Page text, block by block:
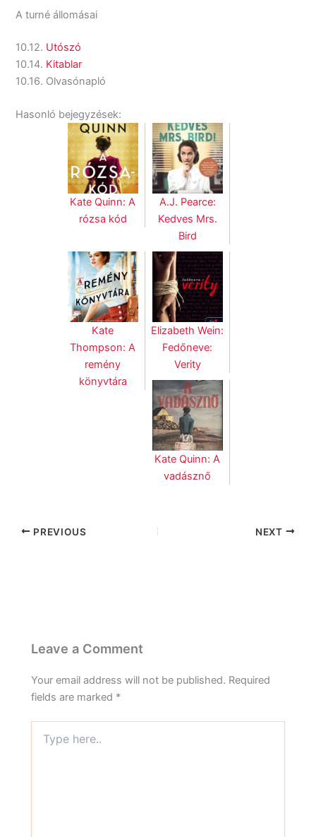
A turné állomásai
10.12. Utószó
10.14. Kitablar
10.16. Olvasónapló
Hasonló bejegyzések:
Kate Quinn: A
rózsa kód
A.J. Pearce:
Kedves Mrs.
Bird
Kate
Thompson: A
remény
könyvtára
Elizabeth Wein:
Fedőneve:
Verity
Kate Quinn: A
vadásznő
PREVIOUS NEXT
Leave a Comment
Your email address will not be published. Required
fields are marked *
here..